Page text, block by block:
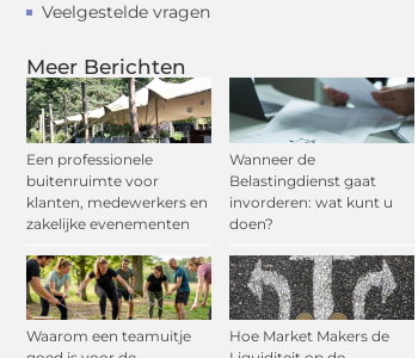
Veelgestelde vragen
Meer Berichten
Een professionele
buitenruimte voor
klanten, medewerkers en
zakelijke evenementen
Wanneer de
Belastingdienst gaat
invorderen: wat kunt u
doen?
Waarom een teamuitje
Hoe Market Makers de